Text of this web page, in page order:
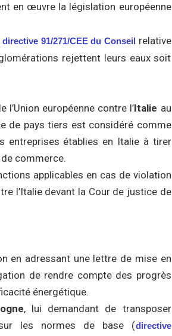
en œuvre la législation européenne
directive 91/271/CEE du Conseil relative
rejettent leurs eaux soit
européenne contre l’Italie au
de pays tiers est considéré comme
entreprises établies en Italie à tirer
commerce.
applicables en cas de violation
l’Italie devant la Cour de justice de
en adressant une lettre de mise en
de rendre compte des progrès
énergétique.
, lui demandant de transposer
les normes de base (directive